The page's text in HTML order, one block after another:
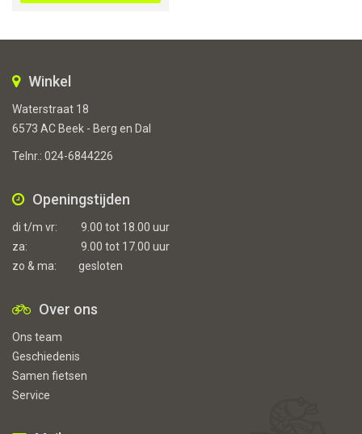
Winkel
Waterstraat 18
6573 AC Beek - Berg en Dal
Telnr.: 024-6844226
Openingstijden
di t/m vr:
9.00 tot 18.00 uur
za:
9.00 tot 17.00 uur
zo & ma:
gesloten
Over ons
Ons team
Geschiedenis
Samen fietsen
Service